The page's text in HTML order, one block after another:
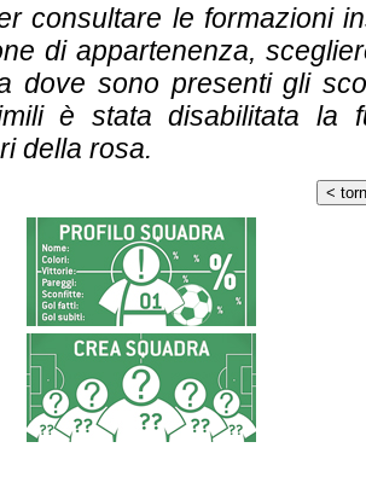
consultare le formazioni
di appartenenza,
dove sono presenti gli
è stata disabilitata la
della rosa.